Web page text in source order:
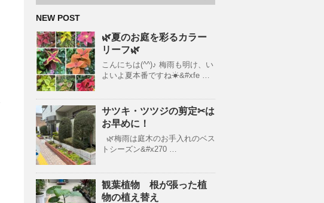
NEW POST
🌿夏のお庭を彩るカラー
リーフ🌿
こんにちは(^^)♪ 梅雨も明け、い
よいよ夏本番ですね☀&#xfe …
サツキ・ツツジの剪定✂は
お早めに！
🌿梅雨は庭木のお手入れのベス
トシーズン&#x270 …
観葉植物 根が張った植
物の植え替え